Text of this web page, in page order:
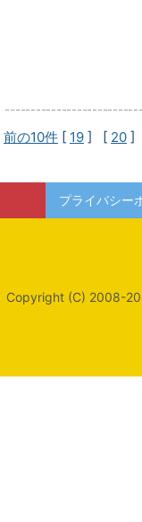
前の10件 [ 19 ] [ 20 ]
プライバシー
Copyright (C) 2008-